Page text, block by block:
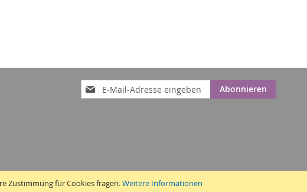
Zustimmung für Cookies fragen.Weitere Informationen
Anmeldung
zum
Abonnieren